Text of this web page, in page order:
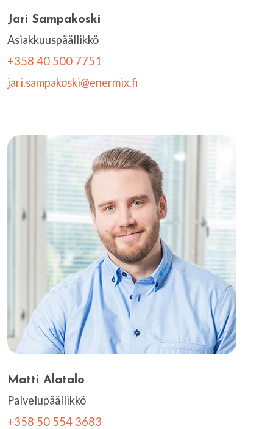
Jari Sampakoski
Asiakkuuspäällikkö
+358 40 500 7751
jari.sampakoski@enermix.fi
Matti Alatalo
Palvelupäällikkö
+358 50 554 3683